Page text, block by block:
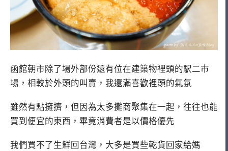
函館朝市除了場外部份還有位在建築物裡頭的駅二市
場，相較於外頭的叫賣，我還滿喜歡裡頭的氣氛
雖然有點擁擠，但因為太多攤商聚集在一起，往往也能
買到便宜的東西，畢竟消費者是以價格優先
我們買不了生鮮回台灣，大多是買些乾貨回家給媽